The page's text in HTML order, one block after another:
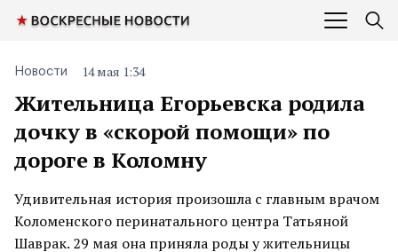
Жительница Егорьевска родила
дочку в «скорой помощи» по
дороге в Коломну
Новости 14 мая 1:34
Удивительная история произошла с главным врачом
Коломенского перинатального центра Татьяной
Шаврак. 29 мая она приняла роды у жительницы